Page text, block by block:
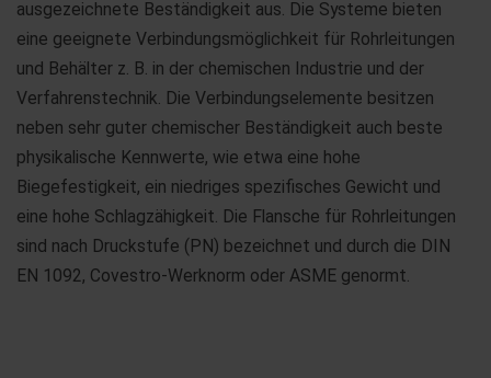
ausgezeichnete Beständigkeit aus. Die Systeme bieten
eine geeignete Verbindungsmöglichkeit für Rohrleitungen
und Behälter z. B. in der chemischen Industrie und der
Verfahrenstechnik. Die Verbindungselemente besitzen
neben sehr guter chemischer Beständigkeit auch beste
physikalische Kennwerte, wie etwa eine hohe
Biegefestigkeit, ein niedriges spezifisches Gewicht und
eine hohe Schlagzähigkeit. Die Flansche für Rohrleitungen
sind nach Druckstufe (PN) bezeichnet und durch die DIN
EN 1092, Covestro-Werknorm oder ASME genormt.